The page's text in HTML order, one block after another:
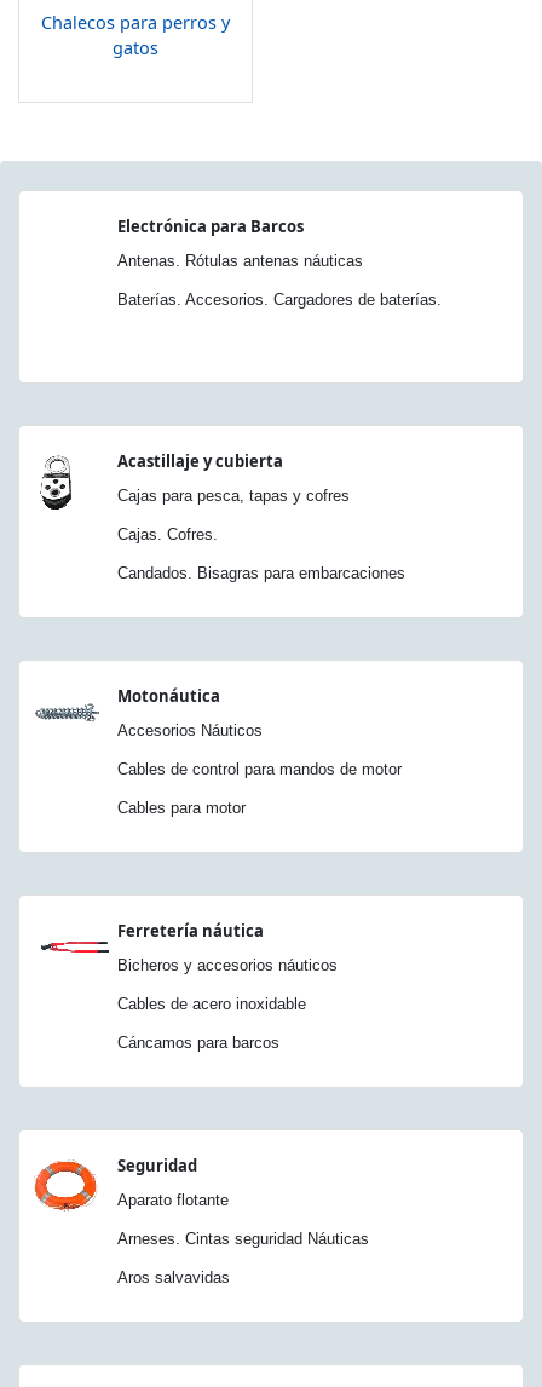
Chalecos para perros y
gatos
Electrónica para Barcos
Antenas. Rótulas antenas náuticas
Baterías. Accesorios. Cargadores de baterías.
Acastillaje y cubierta
Cajas para pesca, tapas y cofres
Cajas. Cofres.
Candados. Bisagras para embarcaciones
Motonáutica
Accesorios Náuticos
Cables de control para mandos de motor
Cables para motor
Ferretería náutica
Bicheros y accesorios náuticos
Cables de acero inoxidable
Cáncamos para barcos
Seguridad
Aparato flotante
Arneses. Cintas seguridad Náuticas
Aros salvavidas